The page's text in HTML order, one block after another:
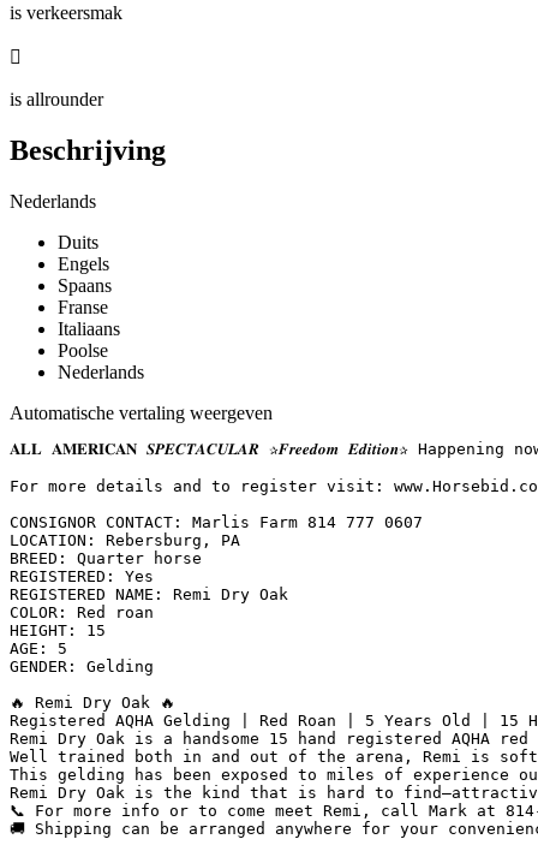
is verkeersmak

is allrounder
Beschrijving
Nederlands
Duits
Engels
Spaans
Franse
Italiaans
Poolse
Nederlands
Automatische vertaling weergeven
𝐀𝐋𝐋 𝐀𝐌𝐄𝐑𝐈𝐂𝐀𝐍 𝑺𝑷𝑬𝑪𝑻𝑨𝑪𝑼𝑳𝑨𝑹 ✰𝑭𝒓𝒆𝒆𝒅𝒐𝒎 𝑬𝒅𝒊𝒕𝒊𝒐𝒏✰
For more details and to register visit:
CONSIGNOR CONTACT: Marlis Farm 814 777 0607
LOCATION: Rebersburg, PA
BREED: Quarter horse
REGISTERED: Yes
REGISTERED NAME: Remi Dry Oak
COLOR: Red roan
HEIGHT: 15
AGE: 5
GENDER: Gelding
🔥 Remi Dry Oak 🔥
Registered AQHA Gelding | Red Roan | 5 Years Old | 15
Remi Dry Oak is a handsome 15 hand registered
Well trained both in and out of the arena, Remi is
This gelding has been exposed to miles of
Remi Dry Oak is the kind that is hard to
📞 For more info or to come meet Remi, call Mark at
🚚 Shipping can be arranged anywhere for your